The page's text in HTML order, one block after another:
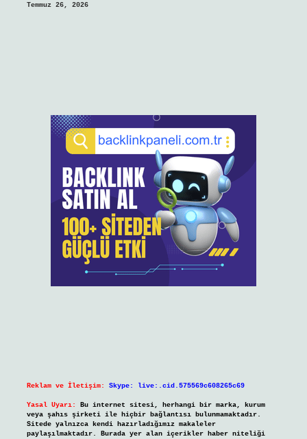
Temmuz 26, 2026
Reklam ve İletişim: Skype: live:.cid.575569c608265c69
Yasal Uyarı:
Bu internet sitesi, herhangi bir marka, kurum
veya şahıs şirketi ile hiçbir bağlantısı bulunmamaktadır.
Sitede yalnızca kendi hazırladığımız makaleler
paylaşılmaktadır. Burada yer alan içerikler haber niteliği